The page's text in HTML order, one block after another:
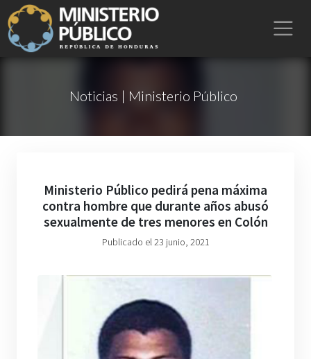
Noticias | Ministerio Público
Ministerio Público pedirá pena máxima
contra hombre que durante años abusó
sexualmente de tres menores en Colón
Publicado el 23 junio, 2021